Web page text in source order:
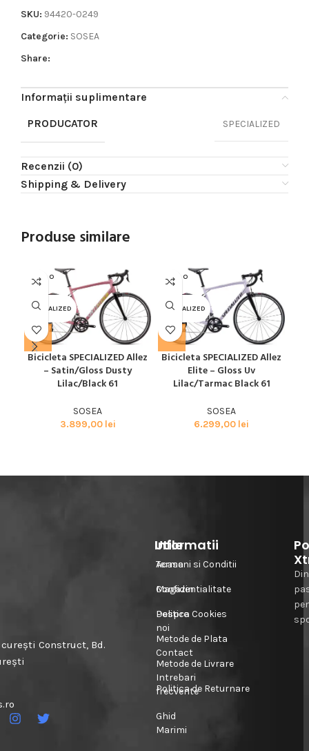
SKU: 94420-0249
Categorie: SOSEA
Share:
Informații suplimentare
PRODUCATOR
SPECIALIZED
Recenzii (0)
Shipping & Delivery
Produse similare
SOLD O
UT
SPECIALIZED
Bicicleta SPECIALIZED Allez
– Satin/Gloss Dusty
Lilac/Black 61
SOSEA
3.899,00 lei
SOLD O
UT
SPECIALIZED
Bicicleta SPECIALIZED Allez
Elite – Gloss Uv
Lilac/Tarmac Black 61
SOSEA
6.299,00 lei
Construct, Bd.
Informatii
Acasa
Magazin
Despre
noi
Contact
Intrebari
frecvente
Ghid
Marimi
Utile
Termeni si Conditii
Confidentialitate
Politica Cookies
Metode de Plata
Metode de Livrare
Politica de Returnare
Din